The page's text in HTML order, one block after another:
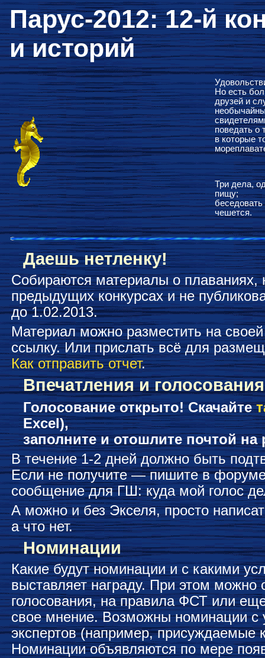
Парус-2012: 12-й
и историй
Но есть
друзей и
поведать о
в которые
Три дела,
пищу;
беседовать
чешется.
Даешь нетленку!
Собираются материалы о плаваниях,
предыдущих конкурсах и не
до 1.02.2013.
Материал можно разместить на
ссылку. Или прислать всё для
Как отправить отчет.
Впечатления и голосования
Голосование открыто! Скачайте
Excel),
заполните и отошлите почтой на
В течение 1-2 дней должно быть
Если не получите — пишите в
сообщение для ГШ: куда мой голос
А можно и без Экселя, просто
а что нет.
Номинации
Какие будут номинации и с какими
выставляет награду. При этом можно
голосования, на правила ФСТ или
свое мнение. Возможны номинации с
экспертов (например, присуждаемые
Номинации объявляются по мере